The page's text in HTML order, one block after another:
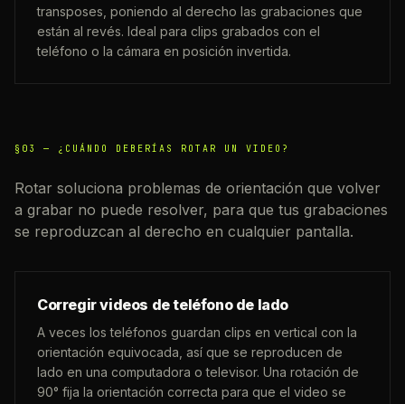
transposes, poniendo al derecho las grabaciones que
están al revés. Ideal para clips grabados con el
teléfono o la cámara en posición invertida.
§03 — ¿CUÁNDO DEBERÍAS ROTAR UN VIDEO?
Rotar soluciona problemas de orientación que volver
a grabar no puede resolver, para que tus grabaciones
se reproduzcan al derecho en cualquier pantalla.
Corregir videos de teléfono de lado
A veces los teléfonos guardan clips en vertical con la
orientación equivocada, así que se reproducen de
lado en una computadora o televisor. Una rotación de
90° fija la orientación correcta para que el video se